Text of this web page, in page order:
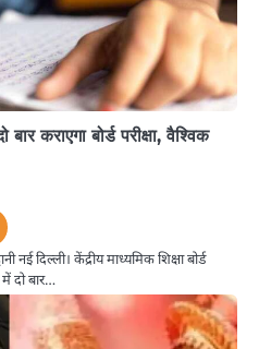
कराएगा बोर्ड परीक्षा, वैश्विक
दिल्ली। केंद्रीय माध्यमिक शिक्षा बोर्ड
दो बार…